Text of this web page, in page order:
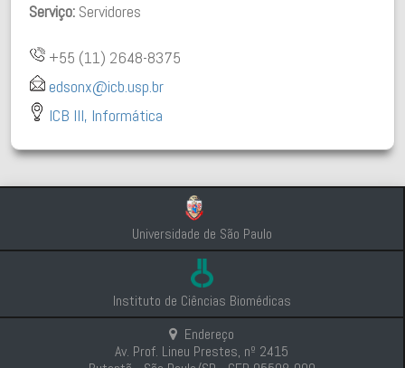
Serviço: Servidores
+55 (11) 2648-8375
edsonx@icb.usp.br
ICB III, Informática
Universidade de São Paulo
Instituto de Ciências Biomédicas
Endereço
Av. Prof. Lineu Prestes, nº 2415